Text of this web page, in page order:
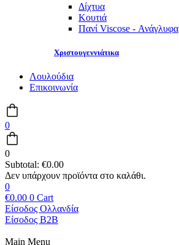
Δίχτυα
Κουτιά
Πανί Viscose - Ανάγλυφα
Χριστουγεννιάτικα
Λουλούδια
Επικοινωνία
0
0
Subtotal: €0.00
0
€0.00 0 Cart
Είσοδος Ολλανδία
Είσοδος B2B
Main Menu